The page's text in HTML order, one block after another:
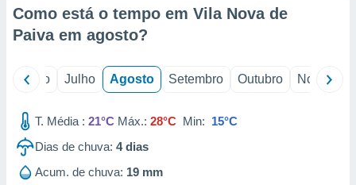
e
de
Como está o tempo em Vila Nova de
Paiva em agosto?
Junho Julho Agosto Setembro Outubro Novembro
T. Média : 21°C Máx.: 28°C Min: 15°C
Dias de chuva: 4dias
Acum. de chuva: 19 mm